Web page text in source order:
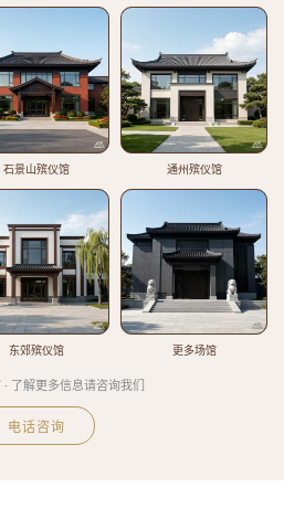
石景山殡仪馆 通州殡仪馆
东郊殡仪馆 更多场馆
了解更多信息请咨询我们
电话咨询